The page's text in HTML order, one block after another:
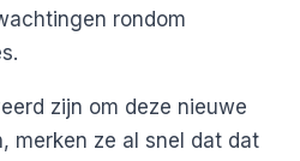
rondom
zijn om deze nieuwe
merken ze al snel dat dat